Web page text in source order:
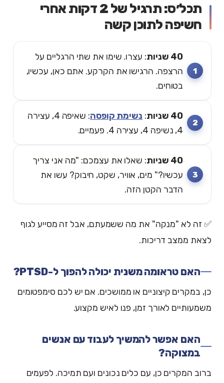
תכל׳ס: תרגיל של 2 דקות אחרי
חשיפה לתוכן קשה
40 שניות
: עצרו. שימו את שתי הרגליים על
הרצפה. הרגישו את הקרקע. אתם כאן, עכשיו,
בטוחים.
40 שניות : נשימת קופסה
: שאיפה 4, עצירה
4, נשיפה 4, עצירה 4. פעמיים.
40 שניות
: שאלו את עצמכם: "מה אני צריך
עכשיו?" מים, אוויר, שקט, חיבוק? עשו את
הדבר הקטן הזה.
✅ זה לא "מנקה" את מה ששמעתם, אבל זה מסייע לגוף
לצאת ממצב דריכות.
האם טראומה משנית יכולה להפוך ל-PTSD?
כן, במקרים קיצוניים או ממושכים. אם יש לכם סימפטומים
משמעותיים לאורך זמן, פנו לאיש מקצוע.
האם אפשר להמשיך לעבוד עם אנשים
במצוקה?
ברוב המקרים כן, עם כלים נכונים ועם תמיכה. לפעמים